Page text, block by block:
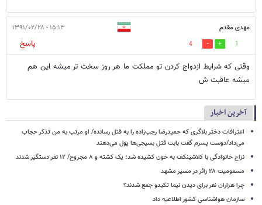
مهدی مقدم ۱۵:۱۳ - ۱۳۹۱/۰۲/۲۸
1
4
پاسخ
وقتی که شرایط ازدواج کردن تو مملکت ما هر روز سخت تر میشه این هم
میشه عاقبت ش
آخرین اخبار
اعترافات دختر بلاگری که حمیدرضا رجب‌زاده را به قتل رسانده/ او مرتب به من تذکر حجاب
می‌داد/دوست پسرم گفت بابت قتل بسیجی‌ها پول می‌دهند
نزاع خانوادگی با کلاشینکف به خون کشیده شد؛ یک کشته و ۸ مجروح/ ۱۲ نفر دستگیر شدند
مسمومیت ۲۸ زائر در مسیر مشهد
چرا هزاران نفر برای دیدن نیما تکیدو جمع شدند؟
سازمان هواشناسی کشور اطلاعیه داد